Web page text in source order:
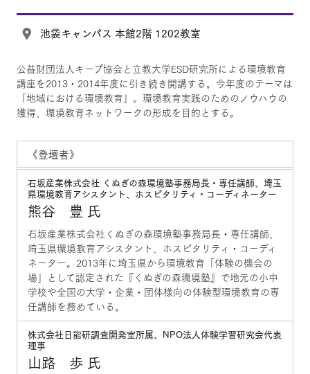
池袋キャンパス 本館2階 1202教室
公益財団法人キープ協会と立教大学ESD研究所による環境教育
講座を2013・2014年度に引き続き開講する。今年度のテーマは
「地域における環境教育」。環境教育実践のためのノウハウの
獲得、環境教育ネットワークの形成を目的とする。
《登壇者》
石坂産業株式会社 くぬぎの森環境塾事務局長・専任講師、埼玉
県環境教育アシスタント、ホスピタリティ・コーディネーター
熊谷 豊 氏
石坂産業株式会社くぬぎの森環境塾事務局長・専任講師、
埼玉県環境教育アシスタント、ホスピタリティ・コーディ
ネーター。2013年に埼玉県から環境教育「体験の機会の
場」として認定された『くぬぎの森環境塾』で地元の小中
学校や全国の大学・企業・団体様向の体験型環境教育の専
任講師を務めている。
株式会社日能研調査開発室所属、NPO法人体験学習研究会代表
理事
山路 歩 氏